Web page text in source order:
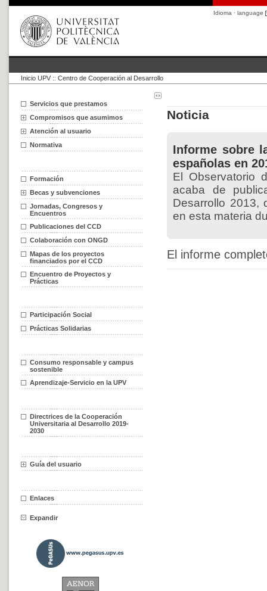
Idioma · language
Inicio UPV :: Centro de Cooperación al Desarrollo
Servicios que prestamos
Compromisos que asumimos
Atención al usuario
Normativa
Formación
Becas y subvenciones
Jornadas, Congresos y
Encuentros
Publicaciones del CCD
Colaboración con ONGD
Mapas de los proyectos
financiados por el CCD
Encuentro de Proyectos y
Prácticas
Participación Social
Prácticas Solidarias
Consumo responsable y campus
sostenible
Aprendizaje-Servicio en la UPV
Directrices de la Cooperación
Universitaria al Desarrollo 2019-
2030
Guía del usuario
Enlaces
Expandir
Noticia
Informe sobre
españolas en
El Observatorio
acaba de
Desarrollo 2013,
en esta materia
El informe